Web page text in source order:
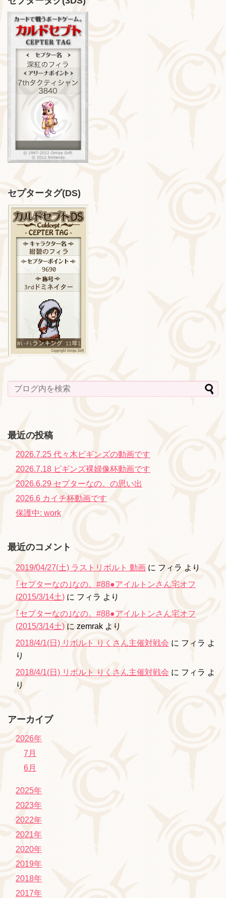
セプタータグ(DS)
最近の投稿
2026.7.25 代々木ビギンズの動画です
2026.7.18 ビギンズ裸婦像杯動画です
2026.6.29 セプターなの。の思い出
2026.6 カイチ杯動画です
保護中: work
最近のコメント
2019/04/27(土) ラストリボルト 動画 に フィラ より
｢セプターなの｣なの。#88●アイルトンさん宅オフ
(2015/3/14土) に フィラ より
｢セプターなの｣なの。#88●アイルトンさん宅オフ
(2015/3/14土) に zemrak より
2018/4/1(日) リボルト りくさん主催対戦会 に フィラ よ
り
2018/4/1(日) リボルト りくさん主催対戦会 に フィラ よ
り
アーカイブ
2026年
7月
6月
2025年
2023年
2022年
2021年
2020年
2019年
2018年
2017年